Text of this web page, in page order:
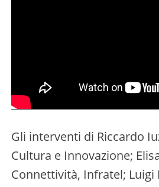
Gli interventi di Riccardo
Cultura e Innovazione;
Connettività, Infratel;